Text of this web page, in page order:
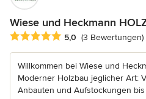
Wiese und Heckmann
Durchschnittliche Bewertung: 5
5,0 (3 Bewertungen)
Willkommen bei Wiese und
Moderner Holzbau jeglicher Art:
Anbauten und Aufstockungen bis